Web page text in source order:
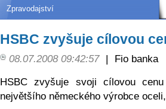
Zpravodajství
HSBC zvyšuje cílovou
08.07.2008 09:42:57 |
Fio banka
HSBC zvyšuje svoji cílovou
největšího německého výrobce